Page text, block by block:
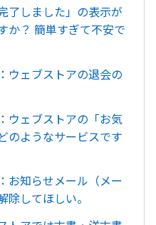
了しました」の表示が
か？ 簡単すぎて不安で
ウェブストアの退会の
ウェブストアの「お気
のようなサービスです
お知らせメール（メー
してほしい。